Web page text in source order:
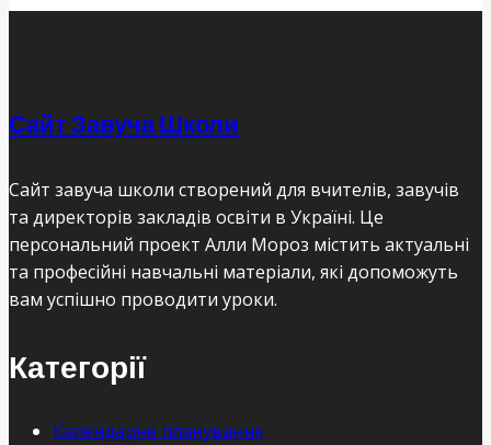
Сайт Завуча Школи
Сайт завуча школи створений для вчителів, завучів
та директорів закладів освіти в Україні. Це
персональний проект Алли Мороз містить актуальні
та професійні навчальні матеріали, які допоможуть
вам успішно проводити уроки.
Категорії
Календарне планування